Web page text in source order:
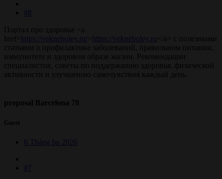
#8
Портал про здоровье <a
href=
https://vekneboley.ru/ https://vekneboley.ru
</a> с полезными
статьями о профилактике заболеваний, правильном питании,
иммунитете и здоровом образе жизни. Рекомендации
специалистов, советы по поддержанию здоровья, физической
активности и улучшению самочувствия каждый день.
proposal Barcelona 78
Guest
6 Tháng ba 2026
#7